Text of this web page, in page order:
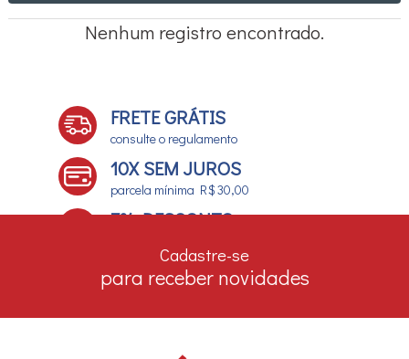
Nenhum registro encontrado.
FRETE GRÁTIS
consulte o regulamento
10X SEM JUROS
parcela mínima R$ 30,00
7% DESCONTO
Cadastre-se
para receber novidades